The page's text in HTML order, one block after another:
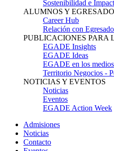
Sostenibilidad e
ALUMNOS Y
Career Hub
Relación con
PUBLICACIONES PARA
EGADE Insights
EGADE Ideas
EGADE en los medios
Territorio Negocios -
NOTICIAS Y EVENTOS
Noticias
Eventos
EGADE Action Week
Admisiones
Noticias
Contacto